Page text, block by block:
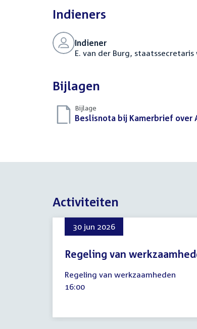
Indieners
Indiener
E. van der Burg,
Bijlagen
Bijlage
Download
Beslisnota bij Kamerbrief over
Activiteiten
30 jun 2026
Regeling van
juni
2026
Regeling van werkzaamheden
Tijd
16:00